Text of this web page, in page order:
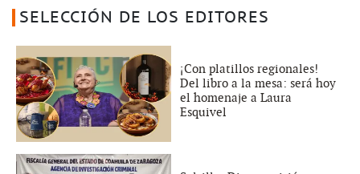
SELECCIÓN DE LOS EDITORES
¡Con platillos regionales!
Del libro a la mesa: será hoy
el homenaje a Laura
Esquivel